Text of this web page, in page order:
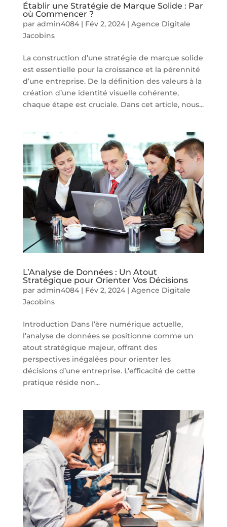
Établir une Stratégie de Marque Solide : Par
où Commencer ?
par admin4084| Fév 2, 2024| Agence Digitale
Jacobins
La construction d’une stratégie de marque solide
est essentielle pour la croissance et la pérennité
d’une entreprise. De la définition des valeurs à la
création d’une identité visuelle cohérente,
chaque étape est cruciale. Dans cet article, nous...
L’Analyse de Données : Un Atout
Stratégique pour Orienter Vos Décisions
par admin4084| Fév 2, 2024| Agence Digitale
Jacobins
Introduction Dans l’ère numérique actuelle,
l’analyse de données se positionne comme un
atout stratégique majeur, offrant des
perspectives inégalées pour orienter les
décisions d’une entreprise. L’efficacité de cette
pratique réside non...